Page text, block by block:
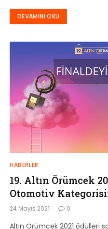
DEVAMINI OKU
HABERLER
19. Altın Örümcek
Otomotiv
24 Mayıs 2021 0
Altın Örümcek 2021 ödülleri